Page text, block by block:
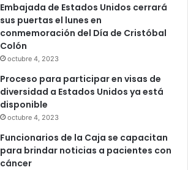
Embajada de Estados Unidos cerrará
sus puertas el lunes en
conmemoración del Día de Cristóbal
Colón
octubre 4, 2023
Proceso para participar en visas de
diversidad a Estados Unidos ya está
disponible
octubre 4, 2023
Funcionarios de la Caja se capacitan
para brindar noticias a pacientes con
cáncer